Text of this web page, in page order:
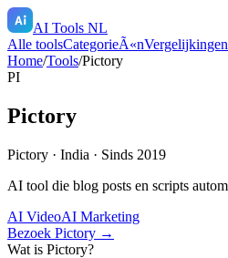
AI Tools NL
Alle toolsCategorieÃ«nVergelijkingen
Home/Tools/Pictory
PI
Pictory
Pictory · India · Sinds 2019
AI tool die blog posts en scripts
AI VideoAI Marketing
Bezoek Pictory →
Wat is Pictory?